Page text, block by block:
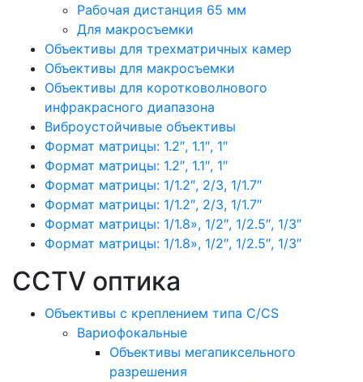
Рабочая дистанция 65 мм
Для макросъемки
Объективы для трехматричных камер
Объективы для макросъемки
Объективы для коротковолнового
инфракрасного диапазона
Виброустойчивые объективы
Формат матрицы: 1.2″, 1.1″, 1″
Формат матрицы: 1.2″, 1.1″, 1″
Формат матрицы: 1/1.2″, 2/3, 1/1.7″
Формат матрицы: 1/1.2″, 2/3, 1/1.7″
Формат матрицы: 1/1.8», 1/2″, 1/2.5″, 1/3″
Формат матрицы: 1/1.8», 1/2″, 1/2.5″, 1/3″
CCTV оптика
Объективы с креплением типа C/CS
Вариофокальные
Объективы мегапиксельного
разрешения